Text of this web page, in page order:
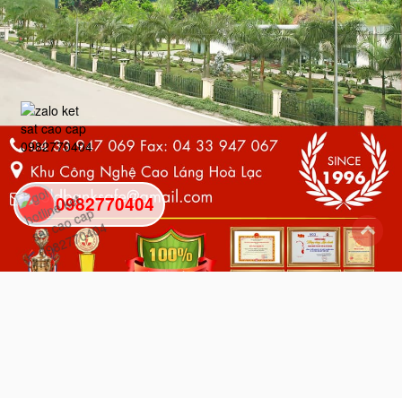
0982770404
back